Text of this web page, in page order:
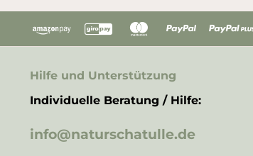
Hilfe und Unterstützung
Individuelle Beratung / Hilfe:
info@naturschatulle.de